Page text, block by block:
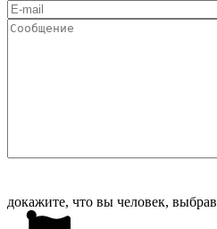
докажите, что вы человек, выбрав